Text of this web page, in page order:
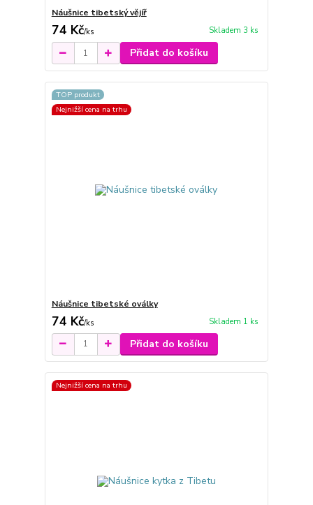
Náušnice tibetský vějíř
74 Kč/ks Skladem 3 ks
Přidat do košíku
TOP produkt
Nejnižší cena na trhu
Náušnice tibetské oválky
74 Kč/ks Skladem 1 ks
Přidat do košíku
Nejnižší cena na trhu